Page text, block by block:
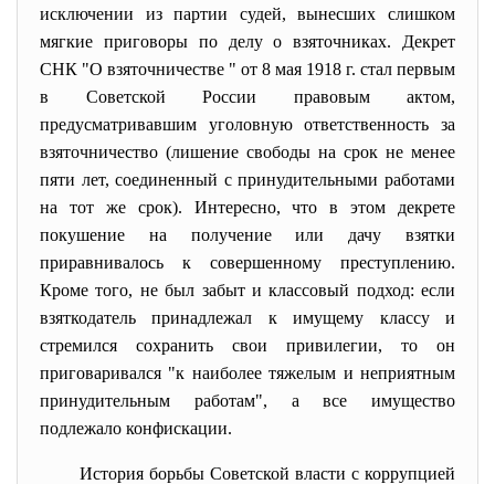
исключении из партии судей, вынесших слишком
мягкие приговоры по делу о взяточниках. Декрет
СНК "О взяточничестве " от 8 мая 1918 г. стал первым
в Советской России правовым актом,
предусматривавшим уголовную ответственность за
взяточничество (лишение свободы на срок не менее
пяти лет, соединенный с принудительными работами
на тот же срок). Интересно, что в этом декрете
покушение на получение или дачу взятки
приравнивалось к совершенному преступлению.
Кроме того, не был забыт и классовый подход: если
взяткодатель принадлежал к имущему классу и
стремился сохранить свои привилегии, то он
приговаривался "к наиболее тяжелым и неприятным
принудительным работам", а все имущество
подлежало конфискации.
История борьбы Советской власти с коррупцией